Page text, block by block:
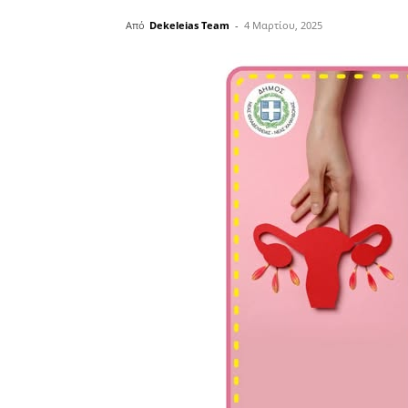
Από Dekeleias Team - 4 Μαρτίου, 2025